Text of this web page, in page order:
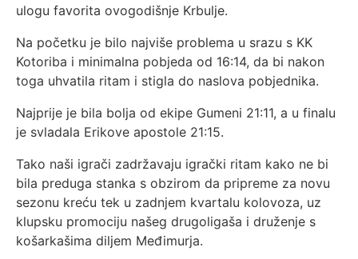
ulogu favorita ovogodišnje Krbulje.
Na početku je bilo najviše problema u srazu s KK
Kotoriba i minimalna pobjeda od 16:14, da bi nakon
toga uhvatila ritam i stigla do naslova pobjednika.
Najprije je bila bolja od ekipe Gumeni 21:11, a u finalu
je svladala Erikove apostole 21:15.
Tako naši igrači zadržavaju igrački ritam kako ne bi
bila preduga stanka s obzirom da pripreme za novu
sezonu kreću tek u zadnjem kvartalu kolovoza, uz
klupsku promociju našeg drugoligaša i druženje s
košarkašima diljem Međimurja.